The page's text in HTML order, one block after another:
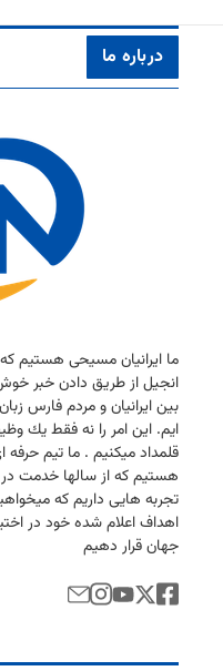
درباره ما
ما ایرانیان مسیحی هستیم
انجیل از طریق دادن خبر
بین ایرانیان و مردم فارس
ایم. این امر را نه فقط یك
قلمداد میكنیم . ما تیم
هستیم كه از سالها خدمت در
تجربه هایی داریم كه
اهداف اعلام شده خود در
جهان قرار دهیم